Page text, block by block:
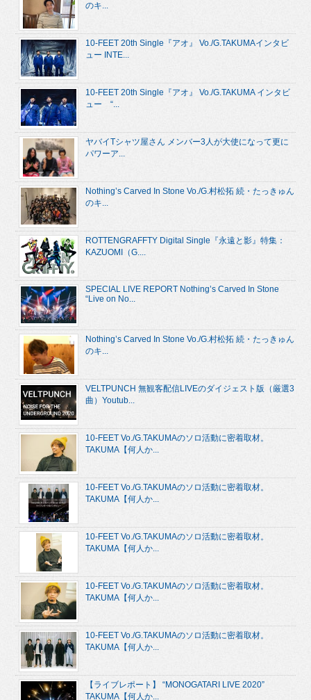
のキ...
10-FEET 20th Single『アオ』 Vo./G.TAKUMAインタビ
ュー INTE...
10-FEET 20th Single『アオ』 Vo./G.TAKUMA インタビ
ュー “...
ヤバイTシャツ屋さん メンバー3人が大使になって更に
パワーア...
Nothing’s Carved In Stone Vo./G.村松拓 続・たっきゅん
のキ...
ROTTENGRAFFTY Digital Single『永遠と影』特集：
KAZUOMI（G....
SPECIAL LIVE REPORT Nothing’s Carved In Stone
“Live on No...
Nothing’s Carved In Stone Vo./G.村松拓 続・たっきゅん
のキ...
VELTPUNCH 無観客配信LIVEのダイジェスト版（厳選3
曲）Youtub...
10-FEET Vo./G.TAKUMAのソロ活動に密着取材。
TAKUMA【何人か...
10-FEET Vo./G.TAKUMAのソロ活動に密着取材。
TAKUMA【何人か...
10-FEET Vo./G.TAKUMAのソロ活動に密着取材。
TAKUMA【何人か...
10-FEET Vo./G.TAKUMAのソロ活動に密着取材。
TAKUMA【何人か...
10-FEET Vo./G.TAKUMAのソロ活動に密着取材。
TAKUMA【何人か...
【ライブレポート】 “MONOGATARI LIVE 2020”
TAKUMA【何人か...